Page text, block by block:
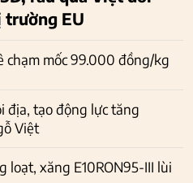
trường EU
chạm mốc 99.000 đồng/kg
tạo động lực tăng
Việt
loạt, xăng E10RON95-III lùi